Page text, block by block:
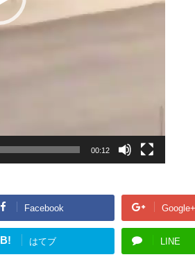
00:12
Facebook Google+
B! はてブ LINE